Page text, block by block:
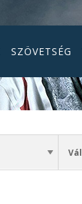
SZÖVETSÉG